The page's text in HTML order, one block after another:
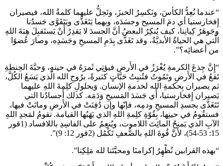
“عندما نُعِدُّ الكأسَ، ونَكسِرُ الخبزَ، وتَحِلُّ عليهما كلمةُ الله، فيصيران
إِفخارستيا أي دمَ المسيح وجسَدَه، وبهما يَتَغَذَّى ويَتَقَوَّى جَسدُنا
وجَوهَرُ كِيانِنا، كيف يُنكِرُ البعضُ أنَّ الجسدَ لا يَقدِرُ أَنْ يَستَقبِلَ هِبَةَ اللهِ
الَّتي هي الحياةُ الأبديَّةُ، وقد تَغَذَّى بِدَمِ المسيحِ وجَسَدِه، وصارَ عُضوًا
من أعضائِه؟”.
“إِنَّ جِذعَ الكرمةِ يُغْرَزُ في الأَرض فيؤتِي ثَمرَهُ في حينهِ، وَحبَّةَ الحِنطةِ
تَقعُ في الأَرضِ وتَمُوتُ فتُنبِتُ حَبَّاتٍ كثيرةً، برُوحِ الله الَّذي يَسَعُ الكُلَّ،
ثم يصيران بِحكمةِ الله لخدمةِ الإنسان. وَبحلولِ كلِمةَ اللهِ عليهما
يَصيران إِفخارستيا، أَي جَسَدَ المَسيحِ وَدَمَه. كذلك أَجسادُنا التي
تَتَغَذَّى بجسدِ المسيحِ ودمِه، فإنّها وإن دُفِنَتْ في الأَرضِ وماتَتْ فيها،
فستقُومُ في حينِها، بِقُوّةِ كلِمةِ اللهِ الذي يَهَبُها القيامة. تقومُ لمَجدِ اللهِ
الآبِ الذي يَمنحُ المائِتَ اللاموت، ويُنعِمُ على الفاسِدِ باللافساد (1قور
15: 53-54)، لأَنَّ قُوةَ اللهِ بالضُّعفِ تَكْمُل (2قور 12: 9)”.
“بهذه القرابين نُظْهِرُ إكرامنَا ومحبَّتَنا لله مَلِكِنا”.